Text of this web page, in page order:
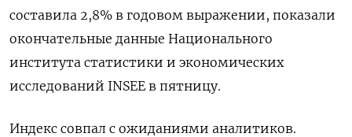
⁠составила ‌2,8% в ‌годовом выражении, показали ​
окончательные ‌данные Национального ​
института статистики и ‌экономических
исследований INSEE ​в ​пятницу.
Индекс ‌совпал с ​ожиданиями аналитиков.